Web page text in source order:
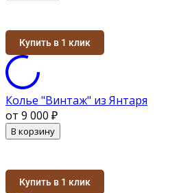
Купить в 1 клик
Колье "Винтаж" из Янтаря
от 9 000 ₽
В корзину
Купить в 1 клик